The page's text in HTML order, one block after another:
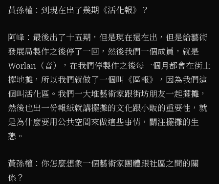
黃孫權：到現在出了幾期《活化報》？
阿峰：最後出了十五期，但是現在還在出，但是給藝術
發展局製作之後停了一回，然後我們一個成員，就是
Worlan（音），在我們停製作之後每一個月都會在街上
擺地攤，所以我們就做了一個叫《區報》，因為我們這
個叫活化區。我們一大堆藝術家跟街坊朋友一起擺攤，
然後也出一份報紙就講擺攤的文化跟小販的重要性，就
是為什麼要用公共空間來做這些事情，關注擺攤的生
態。
黃孫權：你怎麼想象一個藝術家團體跟社區之間的關
係？